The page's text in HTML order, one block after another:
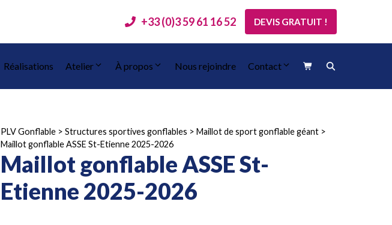
+33 (0)3 59 61 16 52 DEVIS GRATUIT !
Réalisations Atelier À propos Nous rejoindre Contact
PLV Gonflable > Structures sportives gonflables > Maillot de sport gonflable géant >
Maillot gonflable ASSE St-Etienne 2025-2026
Maillot gonflable ASSE St-
Etienne 2025-2026